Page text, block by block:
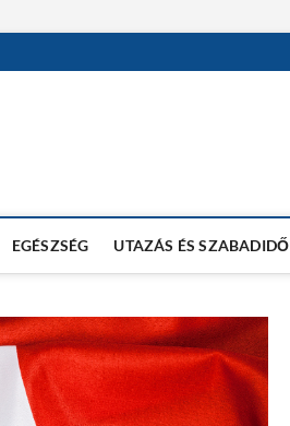
EGÉSZSÉG UTAZÁS ÉS SZABADIDŐ